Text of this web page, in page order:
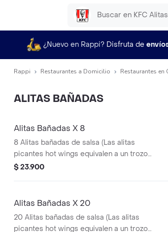
¿Nuevo en Rappi? Disfruta de
Rappi Restaurantes a Domicilio Restaurantes en
ALITAS BAÑADAS
Alitas Bañadas X 8
8 Alitas bañadas de salsa (Las alitas
picantes hot wings equivalen a un trozo
de ala)
$ 23.900
Alitas Bañadas X 20
20 Alitas bañadas de salsa (Las alitas
picantes hot wings equivalen a un trozo